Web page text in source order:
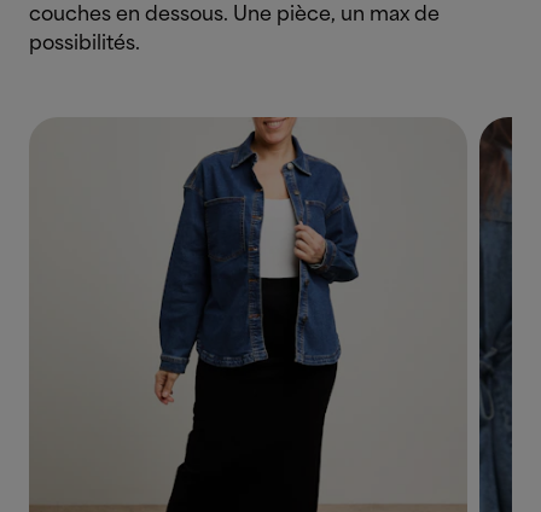
couches en dessous. Une pièce, un max de
possibilités.